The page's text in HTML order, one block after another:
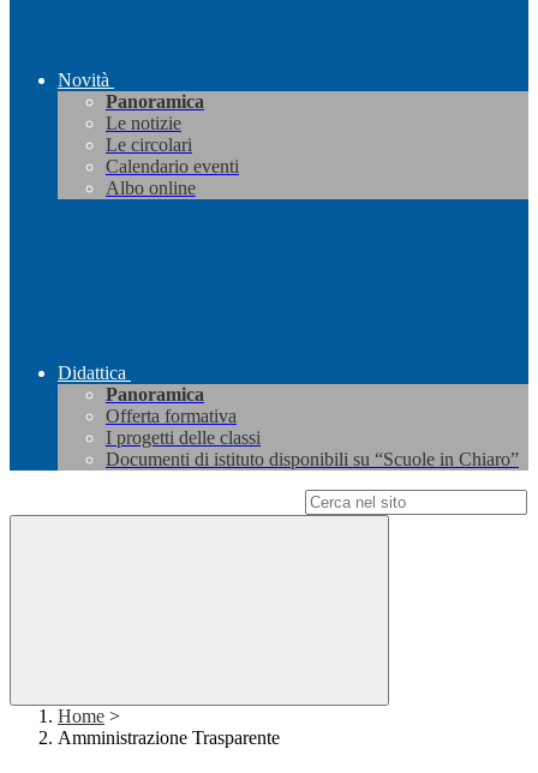
Novità
Panoramica
Le notizie
Le circolari
Calendario eventi
Albo online
Didattica
Panoramica
Offerta formativa
I progetti delle classi
Documenti di istituto disponibili su “Scuole in Chiaro”
Home >
Amministrazione Trasparente